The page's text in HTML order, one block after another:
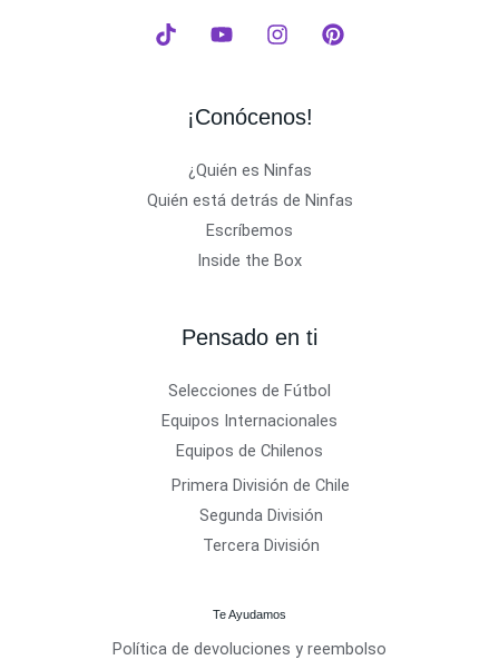
¡Conócenos!
¿Quién es Ninfas
Quién está detrás de Ninfas
Escríbemos
Inside the Box
Pensado en ti
Selecciones de Fútbol
Equipos Internacionales
Equipos de Chilenos
Primera División de Chile
Segunda División
Tercera División
Te Ayudamos
Política de devoluciones y reembolso